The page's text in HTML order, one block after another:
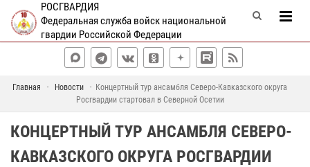
РОСГВАРДИЯ
Федеральная служба войск национальной
гвардии Российской Федерации
Главная Новости
Концертный тур ансамбля Северо-Кавказского округа
Росгвардии стартовал в Северной Осетии
КОНЦЕРТНЫЙ ТУР АНСАМБЛЯ СЕВЕРО-
КАВКАЗСКОГО ОКРУГА РОСГВАРДИИ